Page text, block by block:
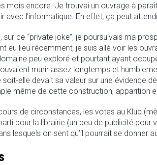
mois encore. Je trouvai un ouvrage à
avec l’informatique. En effet, ça peut
sur ce “private joke”, je poursuivais ma
eu lieu récemment, je suis allé voir les
peu exploré et pourtant ayant
murir assez longtemps et
soit-elle devait sa valeur sur une évidence
même de cette construction, apparition
de circonstances, les votes au Klub
pour la librairie (un peu de publicité
lesquels on sent qu’il pourrait se donner